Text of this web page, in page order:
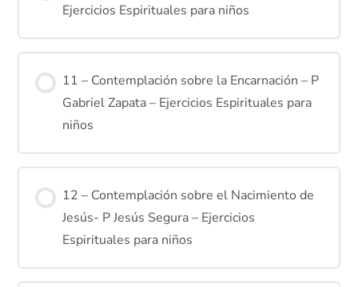
Ejercicios Espirituales para niños
11 – Contemplación sobre la Encarnación – P
Gabriel Zapata – Ejercicios Espirituales para
niños
12 – Contemplación sobre el Nacimiento de
Jesús- P Jesús Segura – Ejercicios
Espirituales para niños